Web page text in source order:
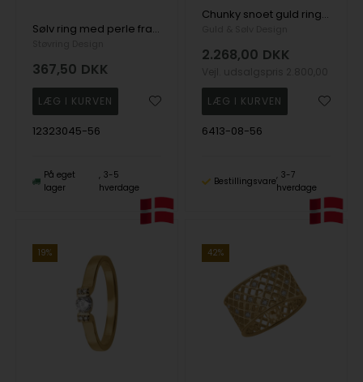
Sølv ring med perle fra Støvring design
367,50 DKK
12323045-56
På eget
lager
3-5
hverdage
Chunky snoet guld ring 8 kt. guld fra Guld & Sølv Design
2.268,00 DKK
6413-08-56
Bestillingsvare
3-7
hverdage
19% 42%